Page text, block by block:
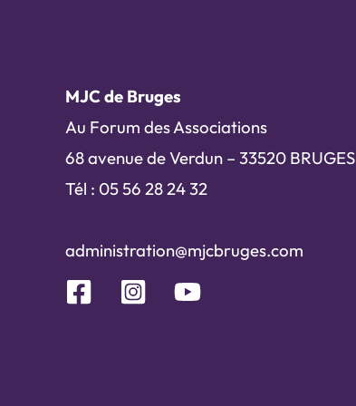
MJC de Bruges
Au Forum des Associations
68 avenue de Verdun – 33520 BRUGES
Tél : 05 56 28 24 32
administration@mjcbruges.com